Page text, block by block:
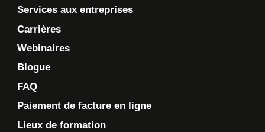
Services aux entreprises
Carrières
Webinaires
Blogue
FAQ
Paiement de facture en ligne
Lieux de formation